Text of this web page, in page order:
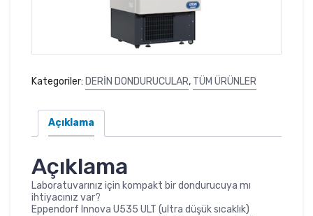
Kategoriler: DERİN DONDURUCULAR, TÜM ÜRÜNLER
Açıklama
Açıklama
Laboratuvarınız için kompakt bir dondurucuya mı
ihtiyacınız var?
Eppendorf Innova U535 ULT (ultra düşük sıcaklık)